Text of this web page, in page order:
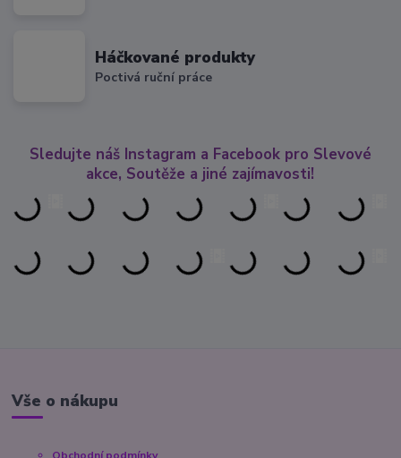
Háčkované produkty
Poctivá ruční práce
Sledujte náš Instagram a Facebook pro Slevové
akce, Soutěže a jiné zajímavosti!
Vše o nákupu